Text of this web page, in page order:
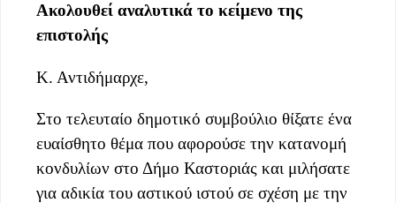
Ακολουθεί αναλυτικά το κείμενο της
επιστολής
Κ. Αντιδήμαρχε,
Στο τελευταίο δημοτικό συμβούλιο θίξατε ένα
ευαίσθητο θέμα που αφορούσε την κατανομή
κονδυλίων στο Δήμο Καστοριάς και μιλήσατε
για αδικία του αστικού ιστού σε σχέση με την